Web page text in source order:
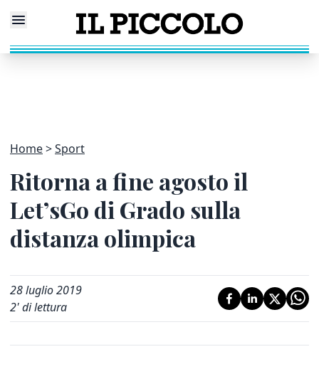
Home Sport
Ritorna a fine agosto il
Let’sGo di Grado sulla
distanza olimpica
28 luglio 2019
2' di lettura